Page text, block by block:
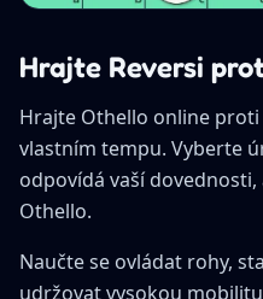
Hrajte Reversi
Hrajte Othello online
vlastním tempu. Vyberte
odpovídá vaší
Othello.
Naučte se ovládat rohy,
udržovat vysokou